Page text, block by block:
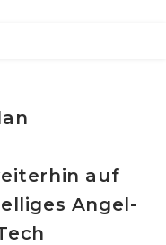
auf
Angel-